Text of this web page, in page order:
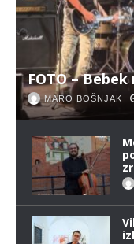
FOTO –
MARO BOŠNJAK